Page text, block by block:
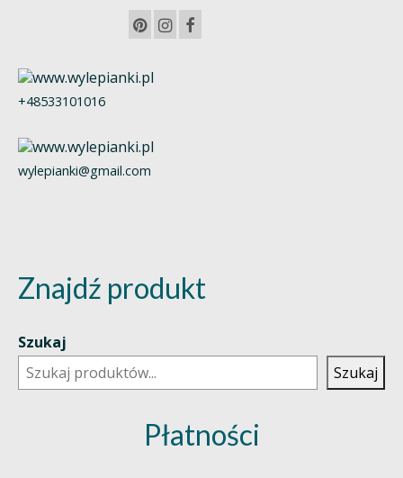
+48533101016
wylepianki@gmail.com
Znajdź produkt
Szukaj
Szukaj
Płatności